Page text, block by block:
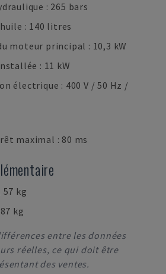
: 265 bars
: 140 litres
moteur principal : 10,3 kW
: 11 kW
électrique : 400 V / 50 Hz /
maximal : 80 ms
kg
kg
entre les données
réelles, ce qui doit être
des ventes.